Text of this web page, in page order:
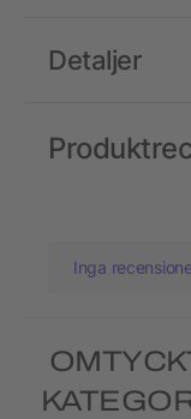
Detaljer
Inga